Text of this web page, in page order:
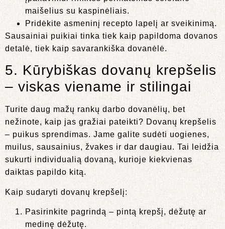
maišelius su kaspinėliais.
Pridėkite asmeninį recepto lapelį ar sveikinimą.
Sausainiai puikiai tinka tiek kaip papildoma dovanos
detalė, tiek kaip savarankiška dovanėlė.
5. Kūrybiškas dovanų krepšelis
– viskas viename ir stilingai
Turite daug mažų rankų darbo dovanėlių, bet
nežinote, kaip jas gražiai pateikti? Dovanų krepšelis
– puikus sprendimas. Jame galite sudėti uogienes,
muilus, sausainius, žvakes ir dar daugiau. Tai leidžia
sukurti individualią dovaną, kurioje kiekvienas
daiktas papildo kitą.
Kaip sudaryti dovanų krepšelį:
Pasirinkite pagrindą – pintą krepšį, dėžutę ar
medinę dėžutę.